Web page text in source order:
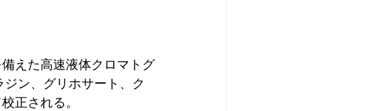
えた高速液体クロマトグ
ン、グリホサート、ク
正される。